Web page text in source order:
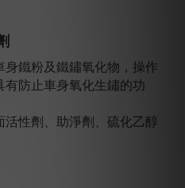
鐵粉及鐵鏽氧化物，操作
防止車身氧化生鏽的功
性劑、助淨劑、硫化乙醇